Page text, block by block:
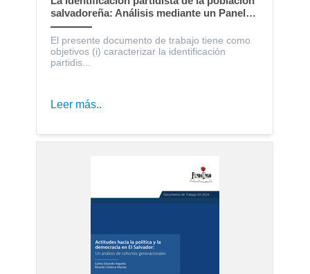
salvadoreña: Análisis mediante un Panel
Electoral
El presente documento de trabajo tiene como
objetivos (i) caracterizar la identificación
partidis...
Leer más..